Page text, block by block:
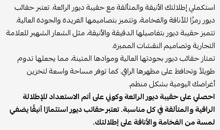
استكملي إطلالتك الأنيقة والمتألقة مع حقيبة ديور الرائعة. تعتبر حقائب
ديور رمزًا للأناقة والفخامة، وتتميز بتصاميمها الفريدة والجودة العالية.
تتميز حقيبة ديور بتفاصيلها الدقيقة والأنيقة، مثل الشعار الشهير للعلامة
التجارية وتصاميم النقشات المميزة.
تمتاز حقائب ديور بجودتها العالية وموادها المتينة، مما يجعلها تدوم
طويلاً وتحافظ على مظهرها الراقي. كما توفر مساحة واسعة لتخزين
أغراضك اليومية بشكل منظم.
احصلي على حقيبة ديور الرائعة وكوني على أتم الاستعداد للإطلالة
الراقية والمتألقة في كل مناسبة. تعتبر حقائب ديور استثمارًا أنيقًا يضفي
لمسة من الفخامة والأناقة على إطلالتك.